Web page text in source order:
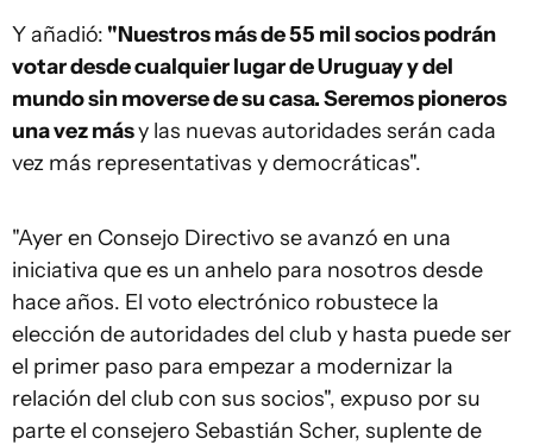
Y añadió: "Nuestros más de 55 mil socios podrán
votar desde cualquier lugar de Uruguay y del
mundo sin moverse de su casa. Seremos pioneros
una vez másy las nuevas autoridades serán cada
vez más representativas y democráticas".
"Ayer en Consejo Directivo se avanzó en una
iniciativa que es un anhelo para nosotros desde
hace años. El voto electrónico robustece la
elección de autoridades del club y hasta puede ser
el primer paso para empezar a modernizar la
relación del club con sus socios", expuso por su
parte el consejero Sebastián Scher, suplente de